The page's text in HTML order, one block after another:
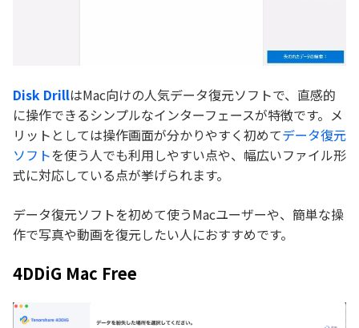
Disk DrillはMac向けの人気データ復元ソフトで、直感的
に操作できるシンプルなインターフェースが特徴です。メ
リットとしては操作画面が分かりやすく初めてデータ復元
ソフトを使う人でも利用しやすい点や、幅広いファイル形
式に対応している点が挙げられます。
データ復元ソフトを初めて使うMacユーザーや、簡単な操
作で写真や動画を復元したい人におすすめです。
4DDiG Mac Free